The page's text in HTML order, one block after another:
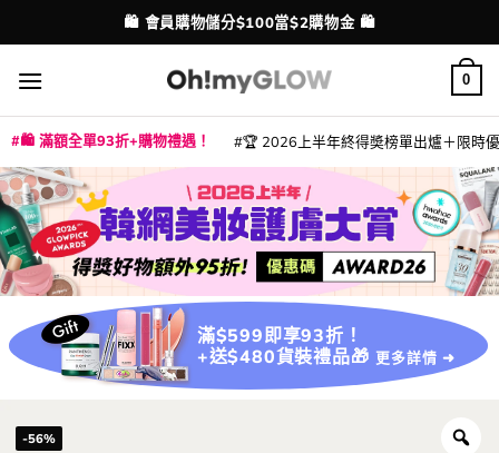
to
content
配送港澳
💳 支援消費券、FPS、八達通、PAYME、信用卡付款
0
🛍️ 滿額全單93折+購物禮遇！ 🏆 2026上半年終得奬榜單出爐＋限時
滿$599即享93折！
+送$480貨裝禮品🎁 更多詳情 ➜
-56%